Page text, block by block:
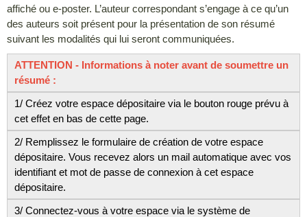
affiché ou e-poster. L’auteur correspondant s’engage à ce qu’un
des auteurs soit présent pour la présentation de son résumé
suivant les modalités qui lui seront communiquées.
ATTENTION - Informations à noter avant de soumettre un
résumé :
1/ Créez votre espace dépositaire via le bouton rouge prévu à
cet effet en bas de cette page.
2/ Remplissez le formulaire de création de votre espace
dépositaire. Vous recevez alors un mail automatique avec vos
identifiant et mot de passe de connexion à cet espace
dépositaire.
3/ Connectez-vous à votre espace via le système de